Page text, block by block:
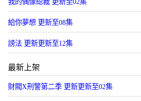
給你夢想 更新至08集
謗法 更新更新至12集
最新上架
財閥X刑警第二季 更新更新至02集